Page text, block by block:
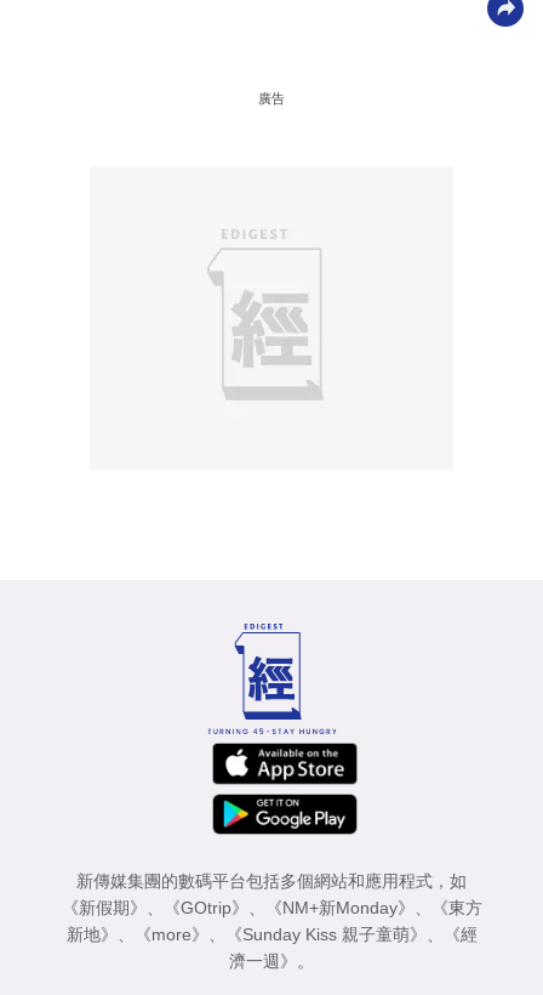
廣告
新傳媒集團的數碼平台包括多個網站和應用程式，如
《新假期》
《GOtrip》 《NM+新Monday》
《東方
新地》
《more》 《Sunday Kiss 親子童萌》
《經
濟一週》
。